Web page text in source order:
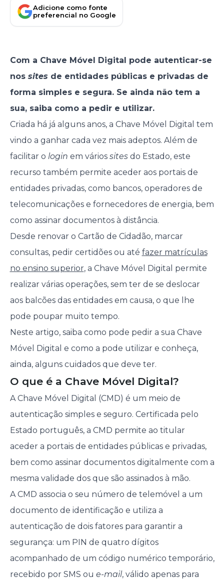
Adicione como fonte
preferencial no Google
Com a Chave Móvel Digital pode autenticar-se
nos sites de entidades públicas e privadas de
forma simples e segura. Se ainda não tem a
sua, saiba como a pedir e utilizar.
Criada há já alguns anos, a Chave Móvel Digital tem
vindo a ganhar cada vez mais adeptos. Além de
facilitar o login em vários sitesdo Estado, este
recurso também permite aceder aos portais de
entidades privadas, como bancos, operadores de
telecomunicações e fornecedores de energia, bem
como assinar documentos à distância.
Desde renovar o Cartão de Cidadão, marcar
consultas, pedir certidões ou até fazer matrículas
no ensino superior, a Chave Móvel Digital permite
realizar várias operações, sem ter de se deslocar
aos balcões das entidades em causa, o que lhe
pode poupar muito tempo.
Neste artigo, saiba como pode pedir a sua Chave
Móvel Digital e como a pode utilizar e conheça,
ainda, alguns cuidados que deve ter.
O que é a Chave Móvel Digital?
A Chave Móvel Digital (CMD) é um meio de
autenticação simples e seguro. Certificada pelo
Estado português, a CMD permite ao titular
aceder a portais de entidades públicas e privadas,
bem como assinar documentos digitalmente com a
mesma validade dos que são assinados à mão.
A CMD associa o seu número de telemóvel a um
documento de identificação e utiliza a
autenticação de dois fatores para garantir a
segurança: um PIN de quatro dígitos
acompanhado de um código numérico temporário,
recebido por SMS ou e-mail, válido apenas para